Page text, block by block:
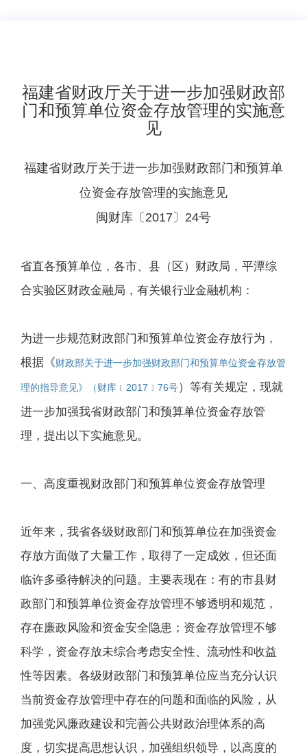
福建省财政厅关于进一步加强财政部
门和预算单位资金存放管理的实施意
见
福建省财政厅关于进一步加强财政部门和预算单
位资金存放管理的实施意见
闽财库〔2017〕24号
省直各预算单位，各市、县（区）财政局，平潭综
合实验区财政金融局，有关银行业金融机构：
为进一步规范财政部门和预算单位资金存放行为，
根据《财政部关于进一步加强财政部门和预算单位资金存放管
理的指导意见》（财库﹝2017﹞76号）等有关规定，现就
进一步加强我省财政部门和预算单位资金存放管
理，提出以下实施意见。
一、高度重视财政部门和预算单位资金存放管理
近年来，我省各级财政部门和预算单位在加强资金
存放方面做了大量工作，取得了一定成效，但还面
临许多亟待解决的问题。主要表现在：有的市县财
政部门和预算单位资金存放管理不够透明和规范，
存在廉政风险和资金安全隐患；资金存放管理不够
科学，资金存放未综合考虑安全性、流动性和收益
性等因素。各级财政部门和预算单位应当充分认识
当前资金存放管理中存在的问题和面临的风险，从
加强党风廉政建设和完善公共财政治理体系的高
度，切实提高思想认识，加强组织领导，以高度的